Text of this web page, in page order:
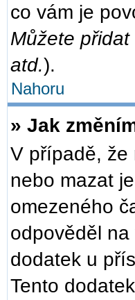
co vám je
Můžete
atd.).
Nahoru
» Jak
V případě, že
nebo mazat
omezeného
odpověděl
dodatek u
Tento